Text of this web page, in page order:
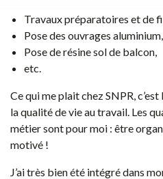
nous
Travaux préparatoires et de
Pose des ouvrages aluminium,
Pose de résine sol de balcon,
etc.
Ce qui me plait chez SNPR,
la qualité de vie au travail. Les
métier sont pour moi : être
motivé !
J’ai très bien été intégré dans